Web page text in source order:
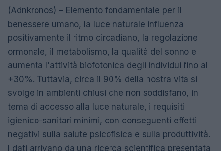
(Adnkronos) – Elemento fondamentale per il
benessere umano, la luce naturale influenza
positivamente il ritmo circadiano, la regolazione
ormonale, il metabolismo, la qualità del sonno e
aumenta l'attività biofotonica degli individui fino al
+30%. Tuttavia, circa il 90% della nostra vita si
svolge in ambienti chiusi che non soddisfano, in
tema di accesso alla luce naturale, i requisiti
igienico-sanitari minimi, con conseguenti effetti
negativi sulla salute psicofisica e sulla produttività.
I dati arrivano da una ricerca scientifica presentata